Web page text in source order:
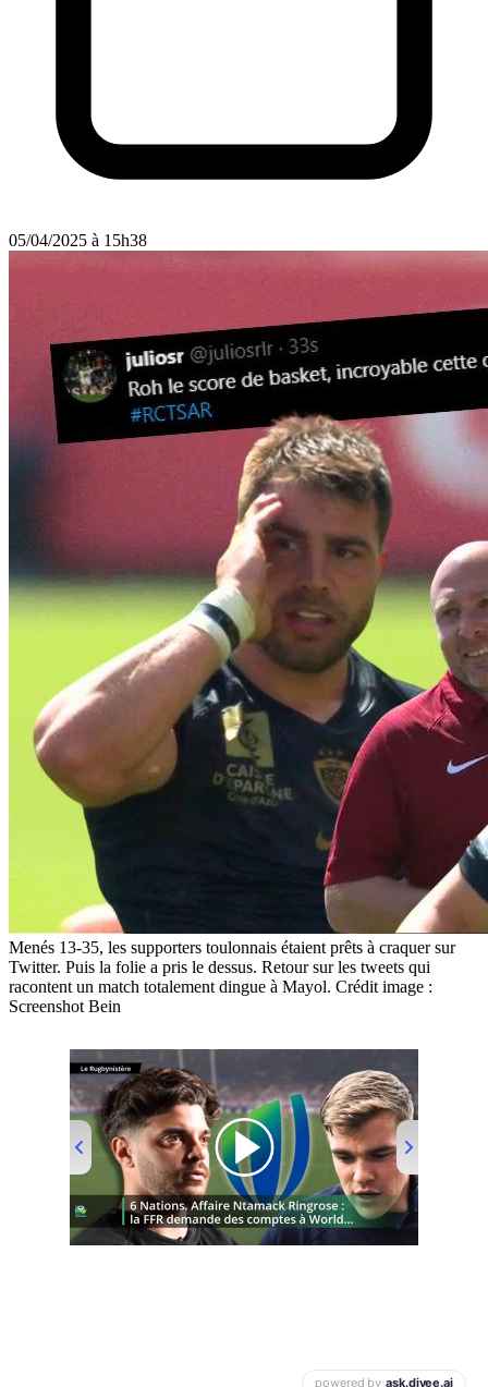
05/04/2025 à 15h38
Menés 13-35, les supporters toulonnais étaient prêts à craquer sur
Twitter. Puis la folie a pris le dessus. Retour sur les tweets qui
racontent un match totalement dingue à Mayol. Crédit image :
Screenshot Bein
00:00/01:00